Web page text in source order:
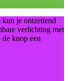
je ontzettend
verlichting met
knop een